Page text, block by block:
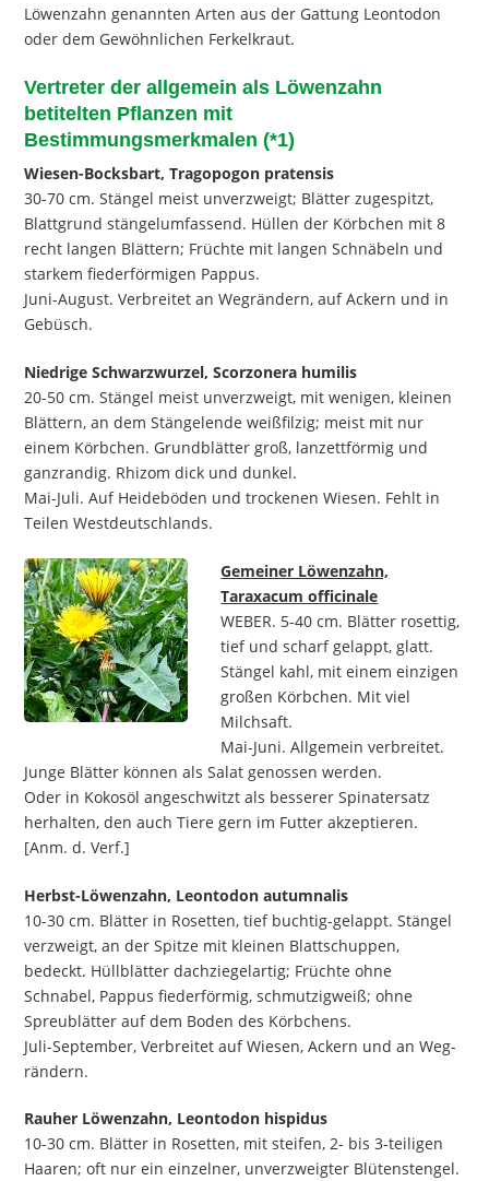
Löwenzahn genannten Arten aus der Gattung Leontodon
oder dem Gewöhnlichen Ferkelkraut.
Vertreter der allgemein als Löwenzahn
betitelten Pflanzen mit
Bestimmungsmerkmalen (*1)
Wiesen-Bocksbart, Tragopogon pratensis
30-70 cm. Stängel meist unverzweigt; Blätter zugespitzt,
Blattgrund stängelumfassend. Hüllen der Körbchen mit 8
recht langen Blättern; Früchte mit langen Schnäbeln und
starkem fiederförmigen Pappus.
Juni-August. Verbreitet an Wegrändern, auf Ackern und in
Gebüsch.
Niedrige Schwarzwurzel, Scorzonera humilis
20-50 cm. Stängel meist unverzweigt, mit wenigen, kleinen
Blättern, an dem Stängelende weißfilzig; meist mit nur
einem Körbchen. Grundblätter groß, lanzettförmig und
ganzrandig. Rhizom dick und dunkel.
Mai-Juli. Auf Heideböden und trockenen Wiesen. Fehlt in
Teilen Westdeutschlands.
Gemeiner Löwenzahn,
Taraxacum officinale
WEBER. 5-40 cm. Blätter rosettig,
tief und scharf gelappt, glatt.
Stängel kahl, mit einem einzigen
großen Körbchen. Mit viel
Milchsaft.
Mai-Juni. Allgemein verbreitet.
Junge Blätter können als Salat genossen werden.
Oder in Kokosöl angeschwitzt als besserer Spinatersatz
herhalten, den auch Tiere gern im Futter akzeptieren.
[Anm. d. Verf.]
Herbst-Löwenzahn, Leontodon autumnalis
10-30 cm. Blätter in Rosetten, tief buchtig-gelappt. Stängel
verzweigt, an der Spitze mit kleinen Blattschuppen,
bedeckt. Hüllblätter dachziegelartig; Früchte ohne
Schnabel, Pappus fiederförmig, schmutzigweiß; ohne
Spreublätter auf dem Boden des Körbchens.
Juli-September, Verbreitet auf Wiesen, Ackern und an Weg­
rändern.
Rauher Löwenzahn, Leontodon hispidus
10-30 cm. Blätter in Rosetten, mit steifen, 2- bis 3-teiligen
Haaren; oft nur ein einzelner, unverzweigter Blütenstengel.